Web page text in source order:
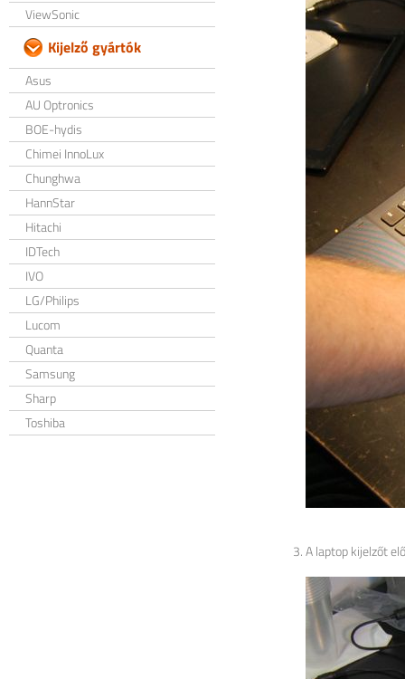
ViewSonic
Kijelző gyártók
Asus
AU Optronics
BOE-hydis
Chimei InnoLux
Chunghwa
HannStar
Hitachi
IDTech
IVO
LG/Philips
Lucom
Quanta
Samsung
Sharp
Toshiba
A laptop kijelzőt